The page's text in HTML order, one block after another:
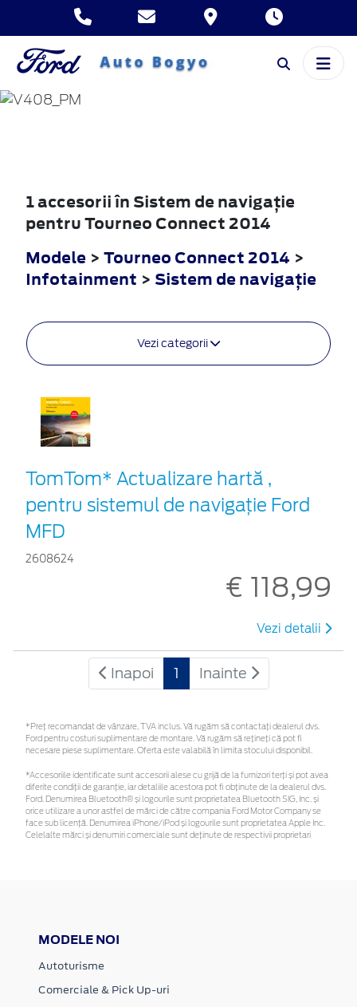
TOURNEO
CONNECT
1 accesorii în Sistem de navigaţie
pentru Tourneo Connect 2014
Modele > Tourneo Connect 2014 >
Infotainment > Sistem de navigaţie
Vezi categorii
TomTom* Actualizare hartă ,
pentru sistemul de navigaţie Ford
MFD
2608624
€ 118,99
Vezi detalii
Inapoi 1 Inainte
*Preţ recomandat de vânzare, TVA inclus. Vă rugăm să contactaţi dealerul dvs.
Ford pentru costuri suplimentare de montare. Vă rugăm să rețineți că pot fi
necesare piese suplimentare. Oferta este valabilă în limita stocului disponibil.
*Accesoriile identificate sunt accesorii alese cu grijă de la furnizori terți și pot avea
diferite condiții de garanție, iar detaliile acestora pot fi obținute de la dealerul dvs.
Ford. Denumirea Bluetooth® și logourile sunt proprietatea Bluetooth SIG, Inc. și
orice utilizare a unor astfel de mărci de către compania Ford Motor Company se
face sub licență. Denumirea iPhone/iPod și logourile sunt proprietatea Apple Inc.
Celelalte mărci și denumiri comerciale sunt deținute de respectivii proprietari
MODELE NOI
Autoturisme
Comerciale & Pick Up-uri